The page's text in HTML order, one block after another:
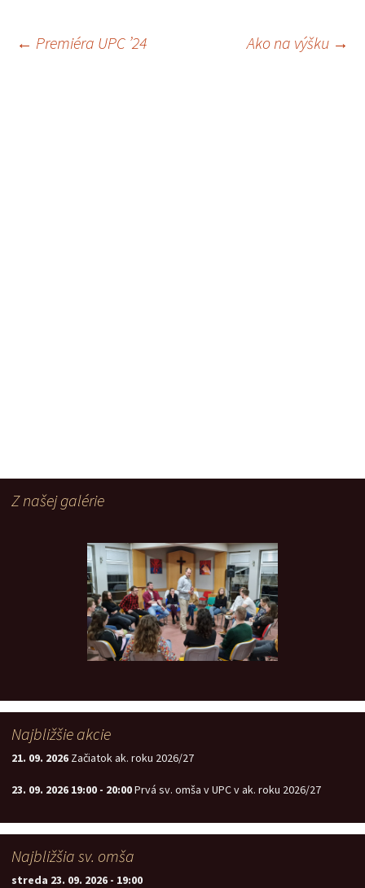
Navigácia
← Premiéra UPC ’24 Ako na výšku →
Z našej galérie
Najbližšie akcie
21. 09. 2026 Začiatok ak. roku 2026/27
23. 09. 2026 19:00 - 20:00Prvá sv. omša v UPC v ak. roku 2026/27
Najbližšia sv. omša
streda 23. 09. 2026 - 19:00